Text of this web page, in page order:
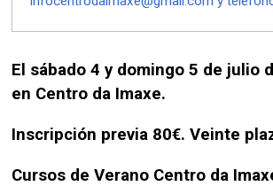
El sábado 4 y domingo 5 de julio
en Centro da Imaxe.
Inscripción previa 80€. Veinte
Cursos de Verano Centro da